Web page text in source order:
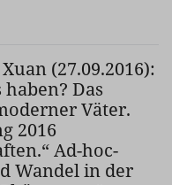
(27.09.2016):
Das
Väter.
2016
Ad-hoc-
Wandel in der